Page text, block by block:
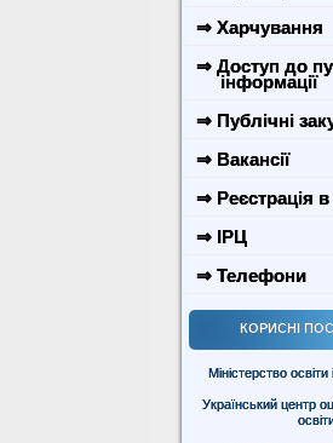
⇒ Харчування
⇒ Доступ до
інформації
⇒ Публічні
⇒ Вакансії
⇒ Реєстрація
⇒ ІРЦ
⇒ Телефони
КОРИСНІ
Міністерство
Український центр